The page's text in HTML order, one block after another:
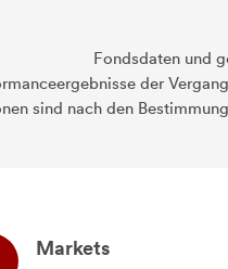
Fondsdaten und
der
sind nach den
Markets